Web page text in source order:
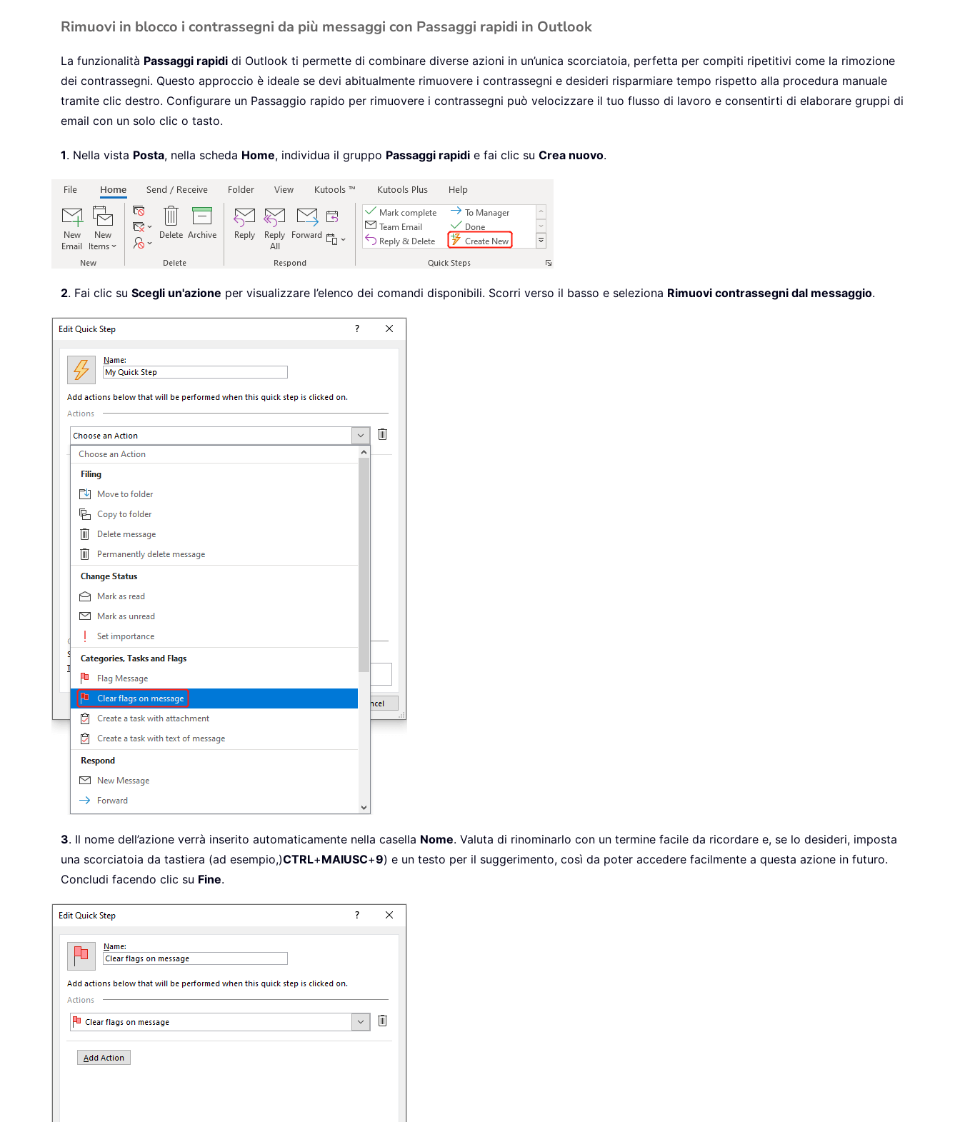
Rimuovi in blocco i contrassegni da più messaggi con Passaggi rapidi in Outlook
La funzionalità Passaggi rapidi di Outlook ti permette di combinare diverse azioni in un’unica scorciatoia, perfetta per compiti ripetitivi come la rimozione
dei contrassegni. Questo approccio è ideale se devi abitualmente rimuovere i contrassegni e desideri risparmiare tempo rispetto alla procedura manuale
tramite clic destro. Configurare un Passaggio rapido per rimuovere i contrassegni può velocizzare il tuo flusso di lavoro e consentirti di elaborare gruppi di
email con un solo clic o tasto.
1. Nella vista Posta, nella scheda Home, individua il gruppo Passaggi rapidi e fai clic su Crea nuovo.
2. Fai clic su Scegli un'azione per visualizzare l’elenco dei comandi disponibili. Scorri verso il basso e seleziona Rimuovi contrassegni dal messaggio.
3. Il nome dell’azione verrà inserito automaticamente nella casella Nome. Valuta di rinominarlo con un termine facile da ricordare e, se lo desideri, imposta
una scorciatoia da tastiera (ad esempio,)CTRL+MAIUSC+9) e un testo per il suggerimento, così da poter accedere facilmente a questa azione in futuro.
Concludi facendo clic su Fine.